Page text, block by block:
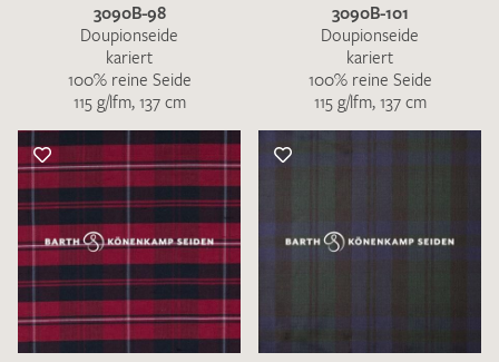
3090B-98
Doupionseide
kariert
100% reine Seide
115 g/lfm, 137 cm
3090B-101
Doupionseide
kariert
100% reine Seide
115 g/lfm, 137 cm